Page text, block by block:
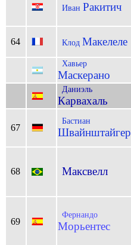
Иван Ракитич
64 Клод Макелеле
Хавьер
Маскерано
Даниэль
Карвахаль
67
Бастиан
Швайнштайгер
68 Максвелл
69
Фернандо
Морьентес